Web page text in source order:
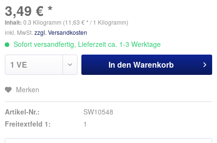
3,49 € *
Inhalt: 0.3 Kilogramm (11,63 € * / 1 Kilogramm)
inkl. MwSt. zzgl. Versandkosten
Sofort versandfertig, Lieferzeit ca. 1-3 Werktage
In den Warenkorb
Merken
Artikel-Nr.:
SW10548
Freitextfeld 1:
1